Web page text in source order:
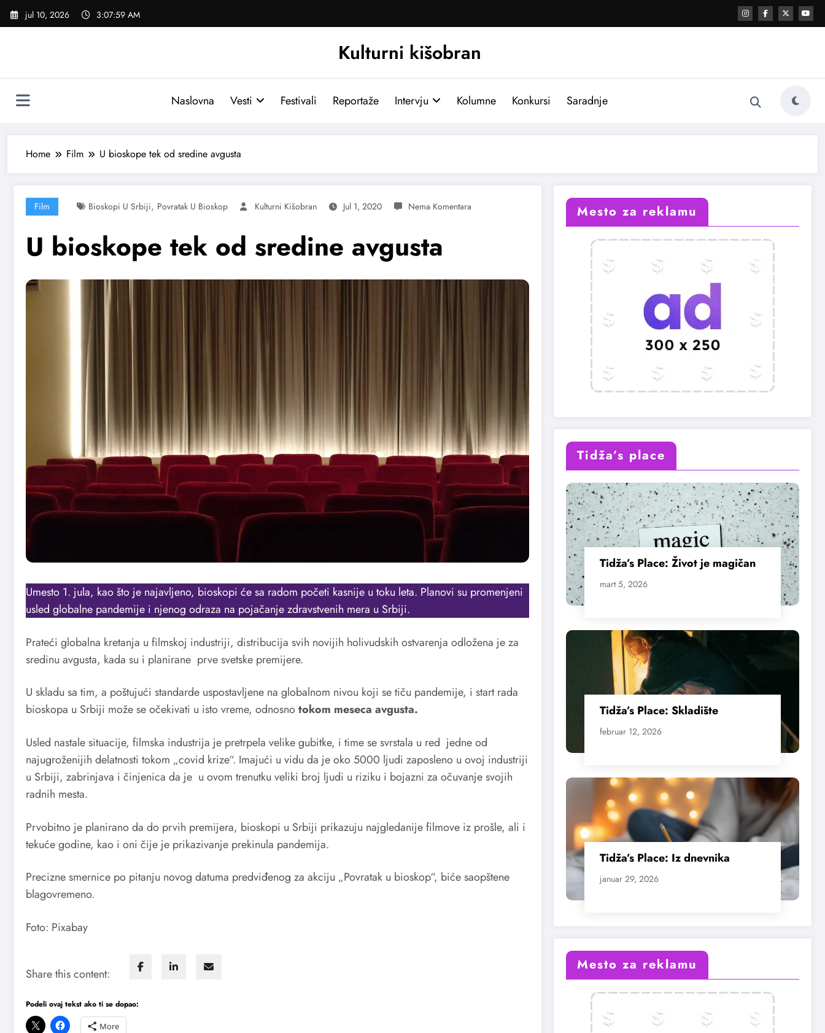
Skoči
jul 10, 2026 3:08:00 AM
Kulturni kišobran
Naslovna Vesti Festivali Reportaže Intervju Kolumne Konkursi Saradnje
Home Film U bioskope tek od sredine avgusta
Film Bioskopi U Srbiji, Povratak U Bioskop Kulturni Kišobran Jul 1, 2020
U bioskope tek od sredine avgusta
Umesto 1. jula, kao što je najavljeno, bioskopi će sa radom početi kasnije u toku leta. Planovi su promenjeni
usled globalne pandemije i njenog odraza na pojačanje zdravstvenih mera u Srbiji.
Prateći globalna kretanja u filmskoj industriji, distribucija svih novijih holivudskih ostvarenja odložena je za
sredinu avgusta, kada su i planirane prve svetske premijere.
U skladu sa tim, a poštujući standarde uspostavljene na globalnom nivou koji se tiču pandemije, i start rada
bioskopa u Srbiji može se očekivati u isto vreme, odnosnotokom meseca avgusta.
Usled nastale situacije, filmska industrija je pretrpela velike gubitke, i time se svrstala u red jedne od
najugroženijih delatnosti tokom „covid krize“. Imajući u vidu da je oko 5000 ljudi zaposleno u ovoj industriji
u Srbiji, zabrinjava i činjenica da je u ovom trenutku veliki broj ljudi u riziku i bojazni za očuvanje svojih
radnih mesta.
Prvobitno je planirano da do prvih premijera, bioskopi u Srbiji prikazuju najgledanije filmove iz prošle, ali i
tekuće godine, kao i oni čije je prikazivanje prekinula pandemija.
Precizne smernice po pitanju novog datuma predviđenog za akciju „Povratak u bioskop“, biće saopštene
blagovremeno.
Foto: Pixabay
Share this content:
Podeli ovaj tekst ako ti se dopao:
More
Mesto za reklamu
Tidža’s place
Tidža’s Place: Život je magičan
mart 5, 2026
Tidža’s Place: Skladište
februar 12, 2026
Tidža’s Place: Iz dnevnika
januar 29, 2026
Mesto za reklamu